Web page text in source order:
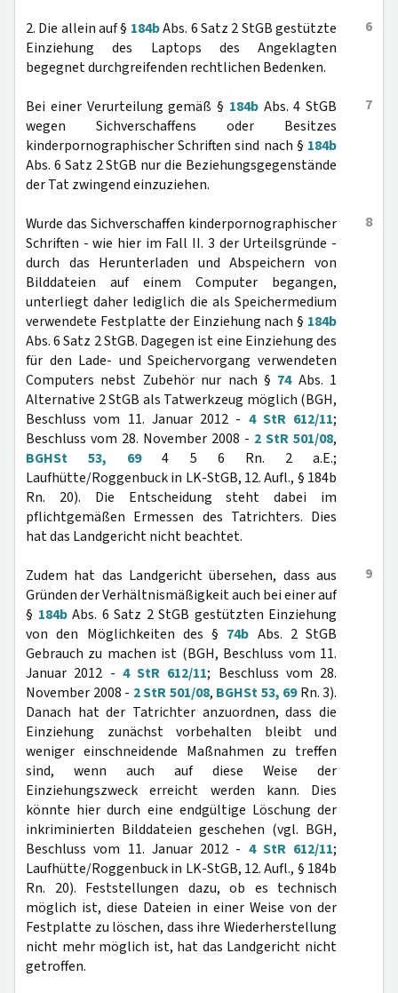
6
2. Die allein auf § 184bAbs. 6 Satz 2 StGB gestützte
Einziehung des Laptops des Angeklagten
begegnet durchgreifenden rechtlichen Bedenken.
7
Bei einer Verurteilung gemäß § 184bAbs. 4 StGB
wegen Sichverschaffens oder Besitzes
kinderpornographischer Schriften sind nach § 184b
Abs. 6 Satz 2 StGB nur die Beziehungsgegenstände
der Tat zwingend einzuziehen.
8
Wurde das Sichverschaffen kinderpornographischer
Schriften - wie hier im Fall II. 3 der Urteilsgründe -
durch das Herunterladen und Abspeichern von
Bilddateien auf einem Computer begangen,
unterliegt daher lediglich die als Speichermedium
verwendete Festplatte der Einziehung nach § 184b
Abs. 6 Satz 2 StGB. Dagegen ist eine Einziehung des
für den Lade- und Speichervorgang verwendeten
Computers nebst Zubehör nur nach § 74Abs. 1
Alternative 2 StGB als Tatwerkzeug möglich (BGH,
Beschluss vom 11. Januar 2012 - 4 StR 612/11;
Beschluss vom 28. November 2008 - 2 StR 501/08,
BGHSt 53, 694 5 6 Rn. 2 a.E.;
Laufhütte/Roggenbuck in LK-StGB, 12. Aufl., § 184b
Rn. 20). Die Entscheidung steht dabei im
pflichtgemäßen Ermessen des Tatrichters. Dies
hat das Landgericht nicht beachtet.
9
Zudem hat das Landgericht übersehen, dass aus
Gründen der Verhältnismäßigkeit auch bei einer auf
§ 184bAbs. 6 Satz 2 StGB gestützten Einziehung
von den Möglichkeiten des § 74b Abs. 2 StGB
Gebrauch zu machen ist (BGH, Beschluss vom 11.
Januar 2012 - 4 StR 612/11; Beschluss vom 28.
November 2008 - 2 StR 501/08, BGHSt 53, 69Rn. 3).
Danach hat der Tatrichter anzuordnen, dass die
Einziehung zunächst vorbehalten bleibt und
weniger einschneidende Maßnahmen zu treffen
sind, wenn auch auf diese Weise der
Einziehungszweck erreicht werden kann. Dies
könnte hier durch eine endgültige Löschung der
inkriminierten Bilddateien geschehen (vgl. BGH,
Beschluss vom 11. Januar 2012 - 4 StR 612/11;
Laufhütte/Roggenbuck in LK-StGB, 12. Aufl., § 184b
Rn. 20). Feststellungen dazu, ob es technisch
möglich ist, diese Dateien in einer Weise von der
Festplatte zu löschen, dass ihre Wiederherstellung
nicht mehr möglich ist, hat das Landgericht nicht
getroffen.